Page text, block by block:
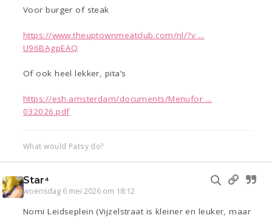
Voor burger of steak
https://www.theuptownmeatclub.com/nl/?v ...
U96BAgpEAQ
Of ook heel lekker, pita’s
https://esh.amsterdam/documents/Menufor ...
032026.pdf
What would Patsy do?
Star⁴
woensdag 6 mei 2026 om 18:12
Nomi Leidseplein (Vijzelstraat is kleiner en leuker, maar